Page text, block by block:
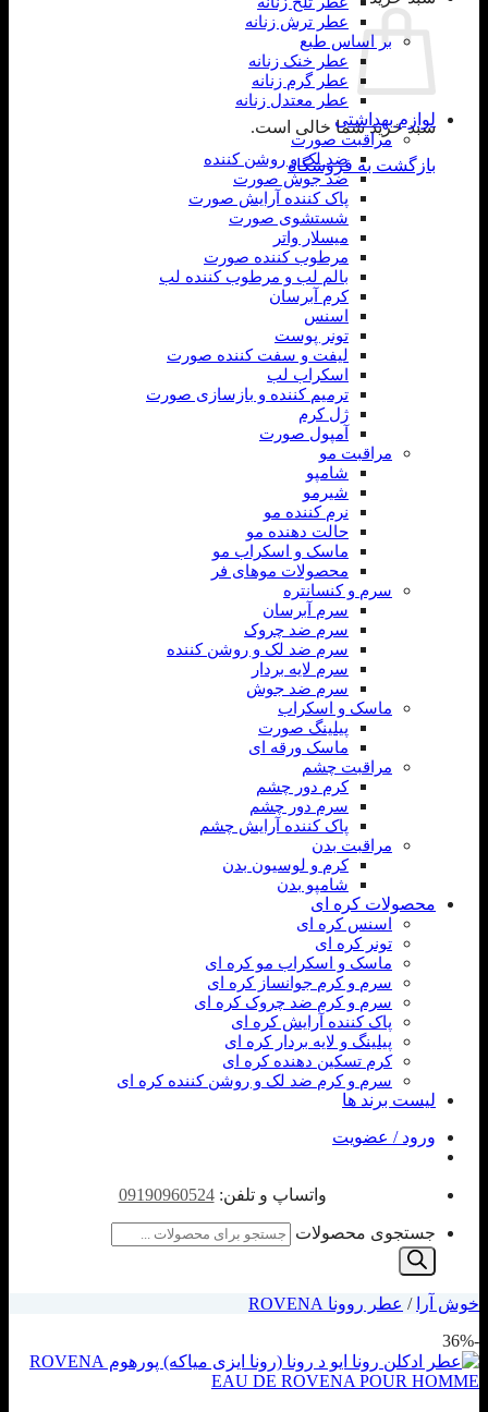
سبد خرید شما خالی است.
بازگشت به فروشگاه
عطر ترش زنانه
بر اساس طبع
عطر خنک زنانه
عطر گرم زنانه
عطر معتدل زنانه
لوازم بهداشتی
مراقبت صورت
ضد لک و روشن کننده
ضد جوش صورت
پاک کننده آرایش صورت
شستشوی صورت
میسلار واتر
مرطوب کننده صورت
بالم لب و مرطوب کننده لب
کرم آبرسان
اسنس
تونر پوست
لیفت و سفت کننده صورت
اسکراب لب
ترمیم کننده و بازسازی صورت
ژل کرم
آمپول صورت
مراقبت مو
شامپو
شیرمو
نرم کننده مو
حالت دهنده مو
ماسک و اسکراب مو
محصولات موهای فر
سرم و کنسانتره
سرم آبرسان
سرم ضد چروک
سرم ضد لک و روشن کننده
سرم لایه بردار
سرم ضد جوش
ماسک و اسکراب
پیلینگ صورت
ماسک ورقه ای
مراقبت چشم
کرم دور چشم
سرم دور چشم
پاک کننده آرایش چشم
مراقبت بدن
کرم و لوسیون بدن
شامپو بدن
محصولات کره ای
اسنس کره ای
تونر کره ای
ماسک و اسکراب مو کره ای
سرم و کرم جوانساز کره ای
سرم و کرم ضد چروک کره ای
پاک کننده آرایش کره ای
پیلینگ و لایه بردار کره ای
کرم تسکین دهنده کره ای
سرم و کرم ضد لک و روشن کننده کره ای
لیست برند ها
ورود / عضویت
واتساپ و تلفن:09190960524
جستجوی محصولات
خوش آرا / عطر روونا ROVENA
-36%